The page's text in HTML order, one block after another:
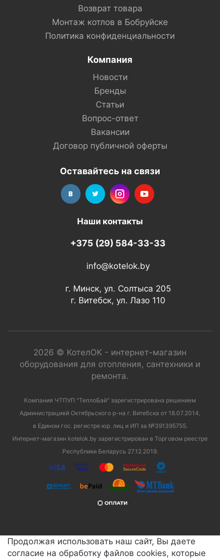
Возврат товара
Монтаж котлов в Бобруйске
Политика конфиденциальности
Компания
Новости
Бренды
Статьи
Вопрос-ответ
Вакансии
Договор публичной оферты
Оставайтесь на связи
Наши контакты
+375 (29) 584-33-33
info@kotelok.by
г. Минск, ул. Солтыса 205
г. Витебск, ул. Лазо 110
2026 © КотелОК - интернет-магазин
оборудования для отопления, сантехники и
ремонта.
Компания ЧТПУП "ТеплоБай" зарегистрирована решением
Администрацией Октябрьского р-на г. Витебска от 18.07.2014,
в Едином гос. регистре юр. лиц и ИП за №391395755.
Интернет-магазин kotelok.by зарегистрирован в Торговом реестре
Республики Беларусь 27.12.2019.
Продолжая использовать наш сайт, Вы даете
согласие на обработку файлов cookies, которые